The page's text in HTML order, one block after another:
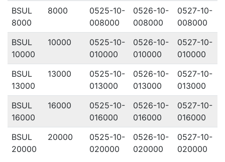
BSUL
8000
8000
0525-10-
008000
0526-10-
008000
0527-10-
008000
BSUL
10000
10000
0525-10-
010000
0526-10-
010000
0527-10-
010000
BSUL
13000
13000
0525-10-
013000
0526-10-
013000
0527-10-
013000
BSUL
16000
16000
0525-10-
016000
0526-10-
016000
0527-10-
016000
BSUL
20000
20000
0525-10-
020000
0526-10-
020000
0527-10-
020000